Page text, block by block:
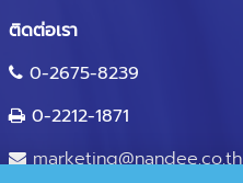
ติดต่อเรา
0-2675-8239
0-2212-1871
marketing@nandee.co.th